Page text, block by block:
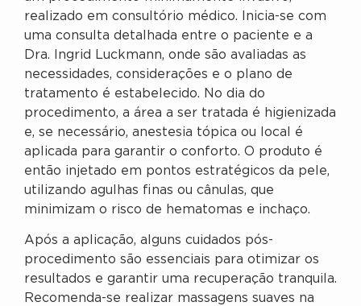
realizado em consultório médico. Inicia-se com
uma consulta detalhada entre o paciente e a
Dra. Ingrid Luckmann, onde são avaliadas as
necessidades, considerações e o plano de
tratamento é estabelecido. No dia do
procedimento, a área a ser tratada é higienizada
e, se necessário, anestesia tópica ou local é
aplicada para garantir o conforto. O produto é
então injetado em pontos estratégicos da pele,
utilizando agulhas finas ou cânulas, que
minimizam o risco de hematomas e inchaço.
Após a aplicação, alguns cuidados pós-
procedimento são essenciais para otimizar os
resultados e garantir uma recuperação tranquila.
Recomenda-se realizar massagens suaves na